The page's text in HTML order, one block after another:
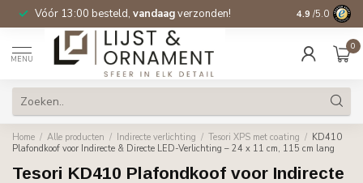
Vóór 13:00 besteld, vandaagverzonden! Gratis
4.9 /5.0
MENU
0
Home / Alle producten / Indirecte verlichting / Tesori XPS met coating / KD410
Plafondkoof voor Indirecte & Directe LED-Verlichting – 24 x 11 cm, 115 cm lang
Tesori KD410 Plafondkoof voor Indirecte